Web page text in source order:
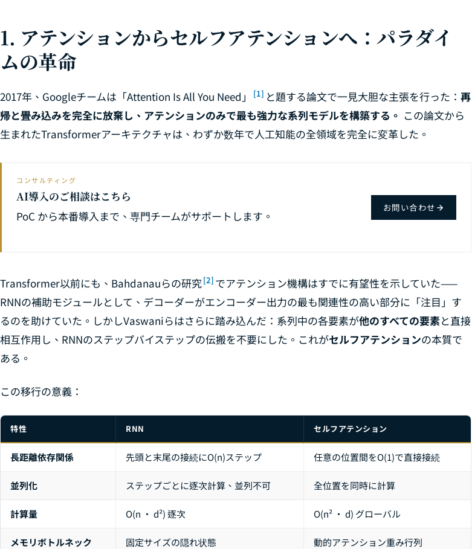
1. アテンションからセルフアテンションへ：パラダイ
ムの革命
2017年、Googleチームは「Attention Is All You Need」 [1] と題する論文で一見大胆な主張を行った： 再
帰と畳み込みを完全に放棄し、アテンションのみで最も強力な系列モデルを構築する。 この論文から
生まれたTransformerアーキテクチャは、わずか数年で人工知能の全領域を完全に変革した。
コンサルティング
AI導入のご相談はこちら
PoC から本番導入まで、専門チームがサポートします。
お問い合わせ
Transformer以前にも、Bahdanauらの研究[2] でアテンション機構はすでに有望性を示していた——
RNNの補助モジュールとして、デコーダーがエンコーダー出力の最も関連性の高い部分に「注目」す
るのを助けていた。しかしVaswaniらはさらに踏み込んだ：系列中の各要素が他のすべての要素と直接
相互作用し、RNNのステップバイステップの伝搬を不要にした。これがセルフアテンションの本質で
ある。
この移行の意義：
特性 RNN セルフアテンション
長距離依存関係 先頭と末尾の接続にO(n)ステップ 任意の位置間をO(1)で直接接続
並列化 ステップごとに逐次計算、並列不可 全位置を同時に計算
計算量 O(n · d²) 逐次 O(n² · d) グローバル
メモリボトルネック 固定サイズの隠れ状態 動的アテンション重み行列